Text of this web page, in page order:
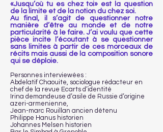
«Jusqu’où tu es chez toi» est la question
de la limite et de la notion du chez soi.
Au final, il s’agit de questionner notre
manière d’être au monde et de notre
particularité à le faire. J’ai voulu que cette
pièce incite l’écoutant à se questionner
sans limites à partir de ces morceaux de
récits mais aussi de la composition sonore
qui se déploie.
Personnes interviewées :
Abdelatif Chaouite, sociologue rédacteur en
chef de la revue Ecarts d’identité
Irina demandeuse d’asile de Russie d’origine
azeri-armenienne,
Jean-marc Rouillan ancien détenu
Philippe Hanus historien
Johannes Melsen historien